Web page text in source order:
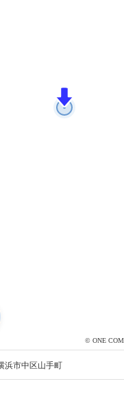
© ONE
浜市中区山手町